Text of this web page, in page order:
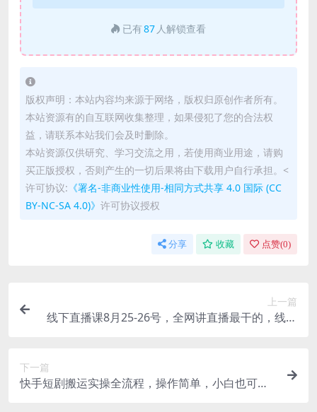
已有87 人解锁查看
版权声明：本站内容均来源于网络，版权归原创作者所有。
本站资源有的自互联网收集整理，如果侵犯了您的合法权
益，请联系本站我们会及时删除。
本站资源仅供研究、学习交流之用，若使用商业用途，请购
买正版授权，否则产生的一切后果将由下载用户自行承担。<
许可协议: 《署名-非商业性使用-相同方式共享 4.0 国际 (CC
BY-NC-SA 4.0)》 许可协议授权
分享 收藏 点赞(0)
上一篇
线下直播课8月25-26号，全网讲直播最干的，线下
下一篇
快手短剧搬运实操全流程，操作简单，小白也可轻